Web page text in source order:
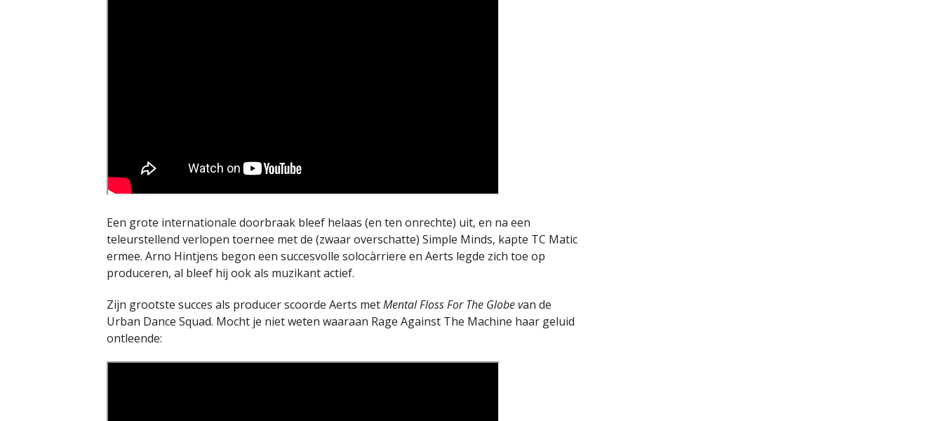
Een grote internationale doorbraak bleef helaas (en ten onrechte) uit, en na een
teleurstellend verlopen toernee met de (zwaar overschatte) Simple Minds, kapte TC Matic
ermee. Arno Hintjens begon een succesvolle solocàrriere en Aerts legde zich toe op
produceren, al bleef hij ook als muzikant actief.
Zijn grootste succes als producer scoorde Aerts metMental Floss For The Globe van de
Urban Dance Squad. Mocht je niet weten waaraan Rage Against The Machine haar geluid
ontleende: